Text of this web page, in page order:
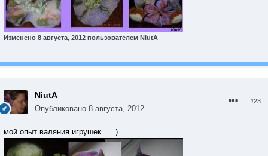
Изменено 8 августа, 2012 пользователем NiutA
NiutA
Опубликовано 8 августа, 2012
#23
мой опыт валяния игрушек....=)